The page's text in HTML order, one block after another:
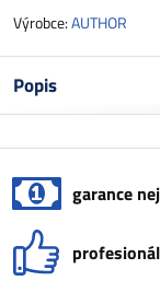
Výrobce:AUTHOR
Popis
garance